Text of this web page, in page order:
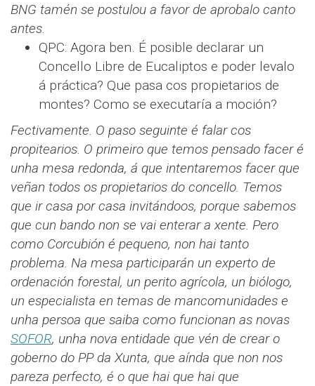
BNG tamén se postulou a favor de aprobalo canto
antes.
QPC: Agora ben. É posible declarar un
Concello Libre de Eucaliptos e poder levalo
á práctica? Que pasa cos propietarios de
montes? Como se executaría a moción?
Fectivamente. O paso seguinte é falar cos
propitearios. O primeiro que temos pensado facer é
unha mesa redonda, á que intentaremos facer que
veñan todos os propietarios do concello. Temos
que ir casa por casa invitándoos, porque sabemos
que cun bando non se vai enterar a xente. Pero
como Corcubión é pequeno, non hai tanto
problema. Na mesa participarán un experto de
ordenación forestal, un perito agrícola, un biólogo,
un especialista en temas de mancomunidades e
unha persoa que saiba como funcionan as novas
SOFOR, unha nova entidade que vén de crear o
goberno do PP da Xunta, que aínda que non nos
pareza perfecto, é o que hai que hai que